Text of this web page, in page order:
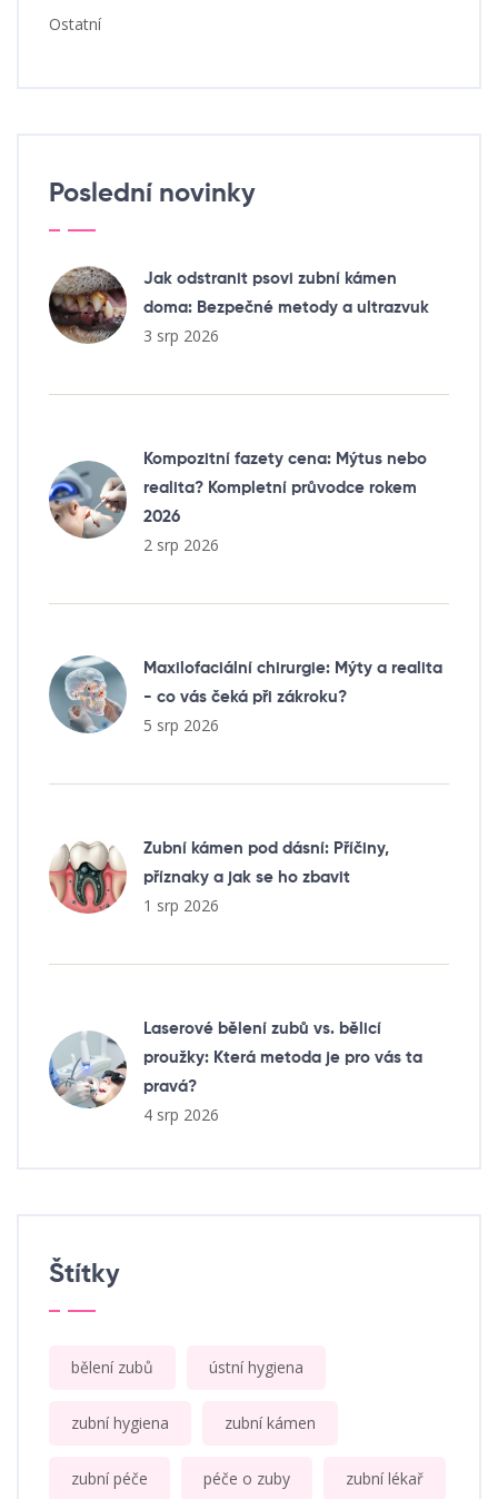
Ostatní
Poslední novinky
Jak odstranit psovi zubní kámen
doma: Bezpečné metody a ultrazvuk
3 srp 2026
Kompozitní fazety cena: Mýtus nebo
realita? Kompletní průvodce rokem
2026
2 srp 2026
Maxilofaciální chirurgie: Mýty a realita
- co vás čeká při zákroku?
5 srp 2026
Zubní kámen pod dásní: Příčiny,
příznaky a jak se ho zbavit
1 srp 2026
Laserové bělení zubů vs. bělicí
proužky: Která metoda je pro vás ta
pravá?
4 srp 2026
Štítky
bělení zubů ústní hygiena
zubní hygiena zubní kámen
zubní péče péče o zuby zubní lékař